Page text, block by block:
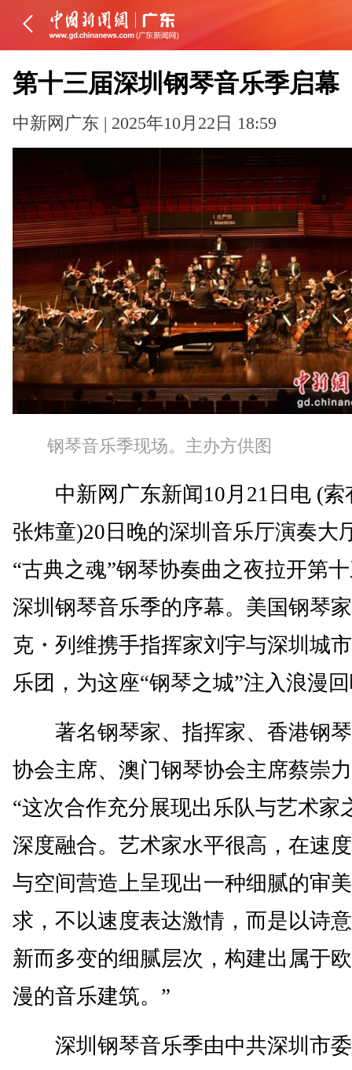
第十三届深圳钢琴音乐季启幕
中新网广东 | 2025年10月22日 18:59
钢琴音乐季现场。主办方供图
中新网广东新闻10月21日电 (索
张炜童)20日晚的深圳音乐厅演奏大
“古典之魂”钢琴协奏曲之夜拉开第
深圳钢琴音乐季的序幕。美国钢琴
克・列维携手指挥家刘宇与深圳城
乐团，为这座“钢琴之城”注入浪漫
著名钢琴家、指挥家、香港钢
协会主席、澳门钢琴协会主席蔡崇
“这次合作充分展现出乐队与艺术家
深度融合。艺术家水平很高，在速
与空间营造上呈现出一种细腻的审
求，不以速度表达激情，而是以诗
新而多变的细腻层次，构建出属于
漫的音乐建筑。”
深圳钢琴音乐季由中共深圳市